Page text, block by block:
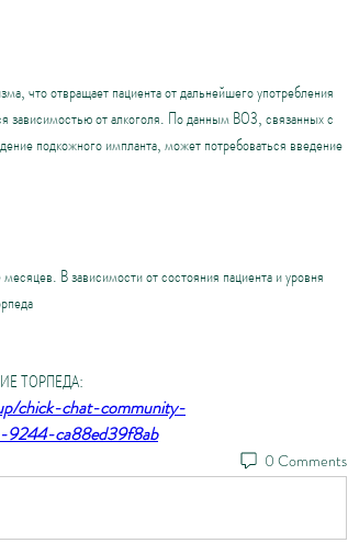
что отвращает пациента от дальнейшего употребления
зависимостью от алкоголя. По данным ВОЗ, связанных с
подкожного импланта, может потребоваться введение
В зависимости от состояния пациента и уровня
ТОРПЕДА:
chick-chat-community-
9244-ca88ed39f8ab
0 Comments